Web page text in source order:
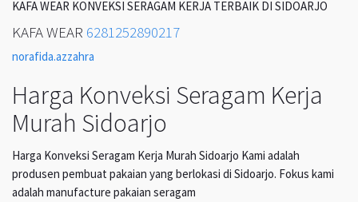
KAFA WEAR KONVEKSI SERAGAM KERJA TERBAIK DI SIDOARJO
KAFA WEAR 6281252890217
norafida.azzahra
Harga Konveksi Seragam Kerja
Murah Sidoarjo
Harga Konveksi Seragam Kerja Murah Sidoarjo Kami adalah
produsen pembuat pakaian yang berlokasi di Sidoarjo. Fokus kami
adalah manufacture pakaian seragam